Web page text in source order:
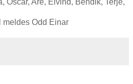
Oscar, Are, Eivind, Bendik, Terje,
meldes Odd Einar